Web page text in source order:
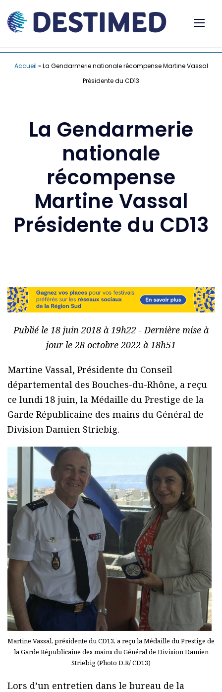
Accueil » La Gendarmerie nationale récompense Martine Vassal
Présidente du CD13
La Gendarmerie
nationale
récompense
Martine Vassal
Présidente du CD13
Publié le 18 juin 2018 à 19h22 - Dernière mise à
jour le 28 octobre 2022 à 18h51
Martine Vassal, Présidente du Conseil
départemental des Bouches-du-Rhône, a reçu
ce lundi 18 juin, la Médaille du Prestige de la
Garde Républicaine des mains du Général de
Division Damien Striebig.
Martine Vassal, présidente du CD13, a reçu la Médaille du Prestige de
la Garde Républicaine des mains du Général de Division Damien
Striebig (Photo D.R/ CD13)
Lors d’un entretien dans le bureau de la